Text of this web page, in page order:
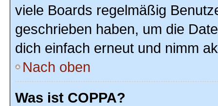
viele Boards regelmäßig
geschrieben haben, um die
dich einfach erneut und nimm
Nach oben
Was ist COPPA?